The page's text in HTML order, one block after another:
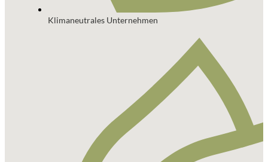
Klimaneutrales Unternehmen